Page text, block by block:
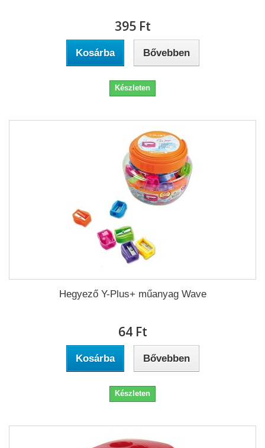
395 Ft‎
Kosárba Bővebben
Készleten
Hegyező Y-Plus+ műanyag Wave
64 Ft‎
Kosárba Bővebben
Készleten